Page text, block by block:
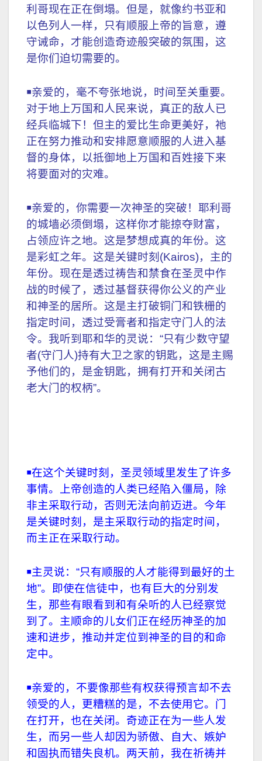
利哥现在正在倒塌。但是，就像约书亚和
以色列人一样，只有顺服上帝的旨意，遵
守诫命，才能创造奇迹般突破的氛围，这
是你们迫切需要的。
￭亲爱的，毫不夸张地说，时间至关重要。
对于地上万国和人民来说，真正的敌人已
经兵临城下！但主的爱比生命更美好，祂
正在努力推动和安排愿意顺服的人进入基
督的身体，以抵御地上万国和百姓接下来
将要面对的灾难。
￭亲爱的，你需要一次神圣的突破！耶利哥
的城墙必须倒塌，这样你才能掠夺财富，
占领应许之地。这是梦想成真的年份。这
是彩虹之年。这是关键时刻(Kairos)，主的
年份。现在是透过祷告和禁食在圣灵中作
战的时候了，透过基督获得你公义的产业
和神圣的居所。这是主打破铜门和铁栅的
指定时间，透过受膏者和指定守门人的法
令。我听到耶和华的灵说：“只有少数守望
者(守门人)持有大卫之家的钥匙，这是主赐
予他们的，是金钥匙，拥有打开和关闭古
老大门的权柄”。
￭在这个关键时刻，圣灵领域里发生了许多
事情。上帝创造的人类已经陷入僵局，除
非主采取行动，否则无法向前迈进。今年
是关键时刻，是主采取行动的指定时间，
而主正在采取行动。
￭主灵说：“只有顺服的人才能得到最好的土
地”。即使在信徒中，也有巨大的分别发
生，那些有眼看到和有朵听的人已经察觉
到了。主顺命的儿女们正在经历神圣的加
速和进步，推动并定位到神圣的目的和命
定中。
￭亲爱的，不要像那些有权获得预言却不去
领受的人，更糟糕的是，不去使用它。门
在打开，也在关闭。奇迹正在为一些人发
生，而另一些人却因为骄傲、自大、嫉妒
和固执而错失良机。两天前，我在祈祷并